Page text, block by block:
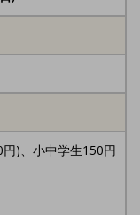
)、小中学生150円